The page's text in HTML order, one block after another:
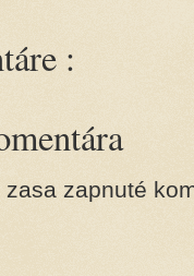
:
zapnuté